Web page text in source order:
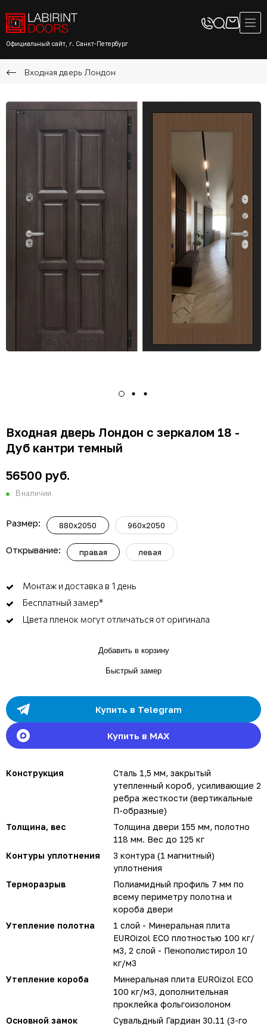
Официальный сайт, г. Санкт-Петербург
Входная дверь Лондон
Входная дверь Лондон с зеркалом 18 -
Дуб кантри темный
56500 руб.
В наличии
Размер: 880x2050 960x2050
Открывание: правая левая
Монтаж и доставка в 1 день
Бесплатный замер*
Цвета пленок могут отличаться от оригинала
Добавить в корзину
Быстрый замер
Купить в Telegram
Купить в MAX
Конструкция
Сталь 1,5 мм, закрытый
утепленный короб, усиливающие 2
ребра жесткости (вертикальные
П-образные)
Толщина, вес
Толщина двери 155 мм, полотно
118 мм. Вес до 125 кг
Контуры уплотнения
3 контура (1 магнитный)
уплотнения
Терморазрыв
Полиамидный профиль 7 мм по
всему периметру полотна и
короба двери
Утепление полотна
1 слой - Минеральная плита
EUROizol ECO плотностью 100 кг/
м3, 2 слой - Пенополистирол 10
кг/м3
Утепление короба
Минеральная плита EUROizol ECO
100 кг/м3, дополнительная
проклейка фольгоизолоном
Основной замок
Сувальдный Гардиан 30.11 (3-го